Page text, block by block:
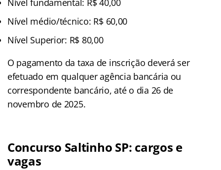
Nível fundamental: R$ 40,00
Nível médio/técnico: R$ 60,00
Nível Superior: R$ 80,00
O pagamento da taxa de inscrição deverá ser
efetuado em qualquer agência bancária ou
correspondente bancário, até o dia 26 de
novembro de 2025.
Concurso Saltinho SP: cargos e
vagas